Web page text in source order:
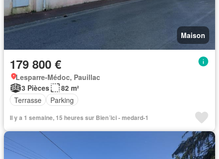
Maison
179 800 €
Lesparre-Médoc, Pauillac
3 Pièces
82 m²
Terrasse
Parking
Il y a 1 semaine, 15 heures sur Bien´ici - medard-1